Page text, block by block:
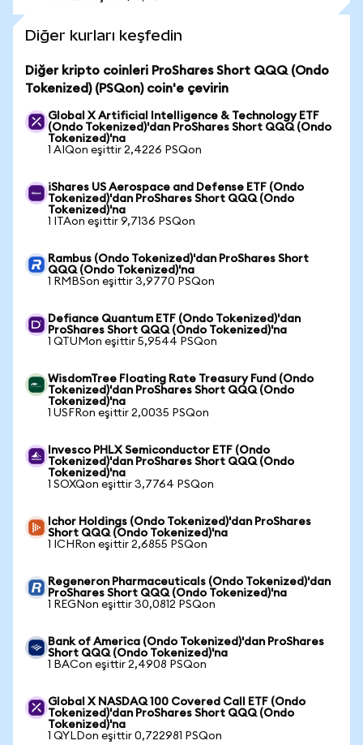
Diğer kurları keşfedin
Diğer kripto coinleri ProShares Short QQQ (Ondo
Tokenized) (PSQon) coin'e çevirin
Global X Artificial Intelligence & Technology ETF
(Ondo Tokenized)'dan ProShares Short QQQ (Ondo
Tokenized)'na
1 AIQon eşittir 2,4226 PSQon
iShares US Aerospace and Defense ETF (Ondo
Tokenized)'dan ProShares Short QQQ (Ondo
Tokenized)'na
1 ITAon eşittir 9,7136 PSQon
Rambus (Ondo Tokenized)'dan ProShares Short
QQQ (Ondo Tokenized)'na
1 RMBSon eşittir 3,9770 PSQon
Defiance Quantum ETF (Ondo Tokenized)'dan
ProShares Short QQQ (Ondo Tokenized)'na
1 QTUMon eşittir 5,9544 PSQon
WisdomTree Floating Rate Treasury Fund (Ondo
Tokenized)'dan ProShares Short QQQ (Ondo
Tokenized)'na
1 USFRon eşittir 2,0035 PSQon
Invesco PHLX Semiconductor ETF (Ondo
Tokenized)'dan ProShares Short QQQ (Ondo
Tokenized)'na
1 SOXQon eşittir 3,7764 PSQon
Ichor Holdings (Ondo Tokenized)'dan ProShares
Short QQQ (Ondo Tokenized)'na
1 ICHRon eşittir 2,6855 PSQon
Regeneron Pharmaceuticals (Ondo Tokenized)'dan
ProShares Short QQQ (Ondo Tokenized)'na
1 REGNon eşittir 30,0812 PSQon
Bank of America (Ondo Tokenized)'dan ProShares
Short QQQ (Ondo Tokenized)'na
1 BACon eşittir 2,4908 PSQon
Global X NASDAQ 100 Covered Call ETF (Ondo
Tokenized)'dan ProShares Short QQQ (Ondo
Tokenized)'na
1 QYLDon eşittir 0,722981 PSQon